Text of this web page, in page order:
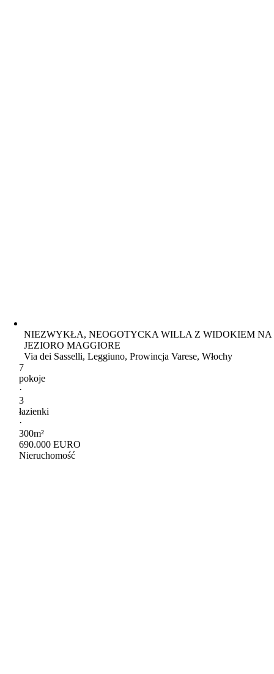
NIEZWYKŁA, NEOGOTYCKA WILLA Z WIDOKIEM NA
JEZIORO MAGGIORE
Via dei Sasselli, Leggiuno, Prowincja Varese, Włochy
7
pokoje
·
3
łazienki
·
300m²
690.000 EURO
Nieruchomość